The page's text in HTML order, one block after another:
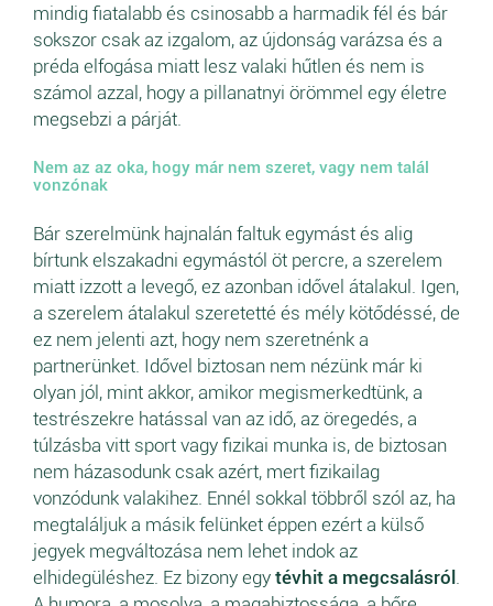
mindig fiatalabb és csinosabb a harmadik fél és bár
sokszor csak az izgalom, az újdonság varázsa és a
préda elfogása miatt lesz valaki hűtlen és nem is
számol azzal, hogy a pillanatnyi örömmel egy életre
megsebzi a párját.
Nem az az oka, hogy már nem szeret, vagy nem talál
vonzónak
Bár szerelmünk hajnalán faltuk egymást és alig
bírtunk elszakadni egymástól öt percre, a szerelem
miatt izzott a levegő, ez azonban idővel átalakul. Igen,
a szerelem átalakul szeretetté és mély kötődéssé, de
ez nem jelenti azt, hogy nem szeretnénk a
partnerünket. Idővel biztosan nem nézünk már ki
olyan jól, mint akkor, amikor megismerkedtünk, a
testrészekre hatással van az idő, az öregedés, a
túlzásba vitt sport vagy fizikai munka is, de biztosan
nem házasodunk csak azért, mert fizikailag
vonzódunk valakihez. Ennél sokkal többről szól az, ha
megtaláljuk a másik felünket éppen ezért a külső
jegyek megváltozása nem lehet indok az
elhidegüléshez. Ez bizony egy tévhit a megcsalásról .